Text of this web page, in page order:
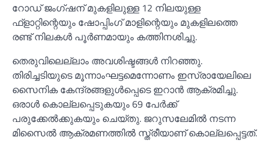
റോഡ് ജംഗ്ഷന് മുകളിലുള്ള 12 നിലയുള്ള
ഫ്ളാറ്റിന്റെയും ഷോപ്പിംഗ് മാളിന്റെയും മുകളിലത്തെ
രണ്ട് നിലകള്‍ പൂര്‍ണമായും കത്തിനശിച്ചു.
തെരുവിലെല്ലാം അവശിഷ്ടങ്ങള്‍ നിറഞ്ഞു.
തിരിച്ചടിയുടെ മൂന്നാംഘട്ടമെന്നോണം ഇസ്രായേലിലെ
സൈനിക കേന്ദ്രങ്ങളുള്‍പ്പെടെ ഇറാന്‍ ആക്രമിച്ചു.
ഒരാള്‍ കൊല്ലപ്പെടുകയും 69 പേര്‍ക്ക്
പരുക്കേല്‍ക്കുകയും ചെയ്തു. ജറുസലേമില്‍ നടന്ന
മിസൈല്‍ ആക്രമണത്തില്‍ സ്ത്രീയാണ് കൊല്ലപ്പെട്ടത്.